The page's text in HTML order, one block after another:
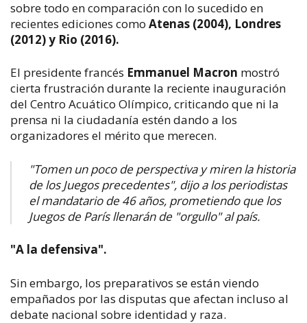
sobre todo en comparación con lo sucedido en
recientes ediciones como Atenas (2004), Londres
(2012) y Rio (2016).
El presidente francés Emmanuel Macron mostró
cierta frustración durante la reciente inauguración
del Centro Acuático Olímpico, criticando que ni la
prensa ni la ciudadanía estén dando a los
organizadores el mérito que merecen.
"Tomen un poco de perspectiva y miren la historia
de los Juegos precedentes", dijo a los periodistas
el mandatario de 46 años, prometiendo que los
Juegos de París llenarán de "orgullo" al país.
"A la defensiva".
Sin embargo, los preparativos se están viendo
empañados por las disputas que afectan incluso al
debate nacional sobre identidad y raza.